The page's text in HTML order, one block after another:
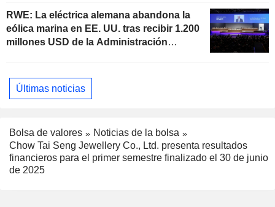
RWE: La eléctrica alemana abandona la
eólica marina en EE. UU. tras recibir 1.200
millones USD de la Administración
Últimas noticias
Bolsa de valores
Noticias de la bolsa
Chow Tai Seng Jewellery Co., Ltd. presenta resultados
financieros para el primer semestre finalizado el 30 de junio
de 2025